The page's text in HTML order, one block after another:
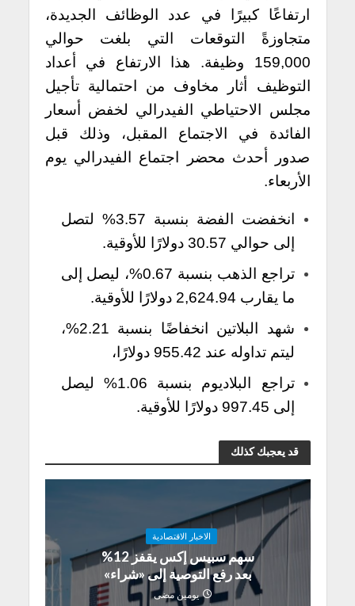
ارتفاعًا كبيرًا في عدد الوظائف الجديدة،
متجاوزةً التوقعات التي بلغت حوالي
159,000 وظيفة. هذا الارتفاع في أعداد
التوظيف أثار مخاوف من احتمالية تأجيل
مجلس الاحتياطي الفيدرالي لخفض أسعار
الفائدة في الاجتماع المقبل، وذلك قبل
صدور أحدث محضر اجتماع الفيدرالي يوم
الأربعاء.
انخفضت الفضة بنسبة 3.57% لتصل
إلى حوالي 30.57 دولارًا للأوقية.
تراجع الذهب بنسبة 0.67%، ليصل إلى
ما يقارب 2,624.94 دولارًا للأوقية.
شهد البلاتين انخفاضًا بنسبة 2.21%،
ليتم تداوله عند 955.42 دولارًا،
تراجع البلاديوم بنسبة 1.06% ليصل
إلى 997.45 دولارًا للأوقية.
قد يعجبك كذلك
الاخبار الاقتصادية
سهم سبيس إكس يقفز 12%
بعد رفع التوصية إلى «شراء»
يومين مضى